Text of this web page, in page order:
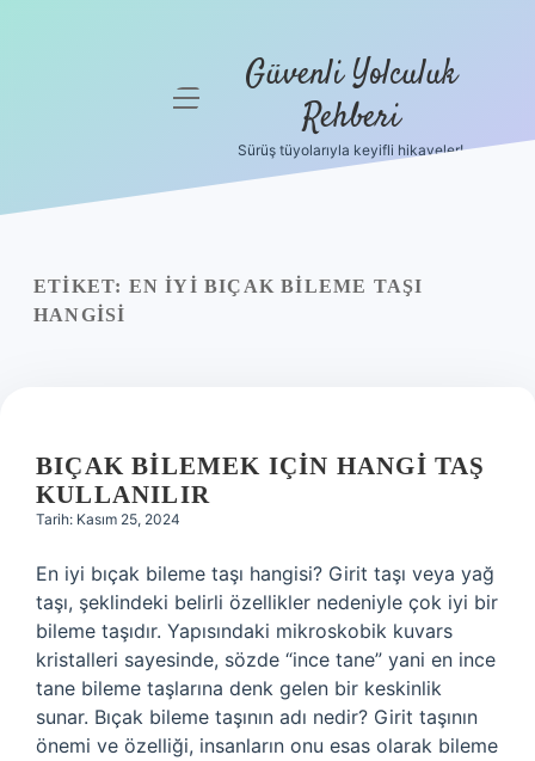
Yasal Uyarı
menüyü Güvenli Yolculuk
Rehberi
Sürüş tüyolarıyla keyifli hikayeler!
ETIKET: EN IYI BIÇAK BILEME TAŞI
HANGISI
BIÇAK BILEMEK IÇIN HANGI TAŞ
KULLANILIR
Tarih: Kasım 25, 2024
En iyi bıçak bileme taşı hangisi? Girit taşı veya yağ
taşı, şeklindeki belirli özellikler nedeniyle çok iyi bir
bileme taşıdır. Yapısındaki mikroskobik kuvars
kristalleri sayesinde, sözde “ince tane” yani en ince
tane bileme taşlarına denk gelen bir keskinlik
sunar. Bıçak bileme taşının adı nedir? Girit taşının
önemi ve özelliği, insanların onu esas olarak bileme